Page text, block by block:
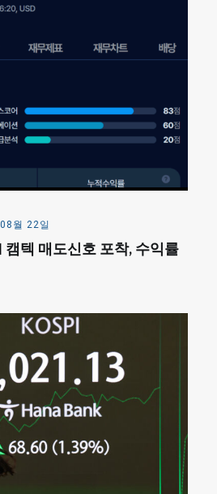
월 22일
텍 매도신호 포착, 수익률